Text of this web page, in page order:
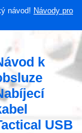
návod! Návody pro
k
USB